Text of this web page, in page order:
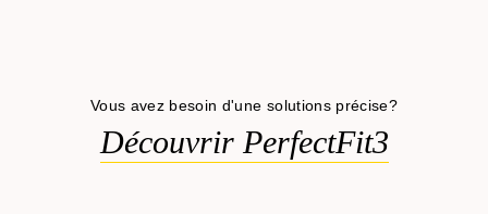
Vous avez besoin d'une solutions précise?
Découvrir PerfectFit3